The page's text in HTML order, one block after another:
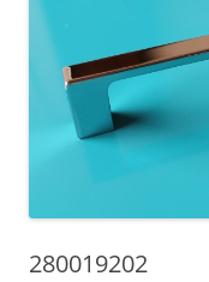
280019202